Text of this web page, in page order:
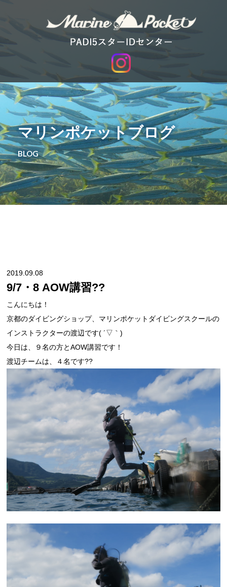
マリンポケットブログ
BLOG
2019.09.08
9/7・8 AOW講習??
こんにちは！
京都のダイビングショップ、マリンポケットダイビングスクールの
インストラクターの渡辺です( ´▽｀)
今日は、９名の方とAOW講習です！
渡辺チームは、４名です??